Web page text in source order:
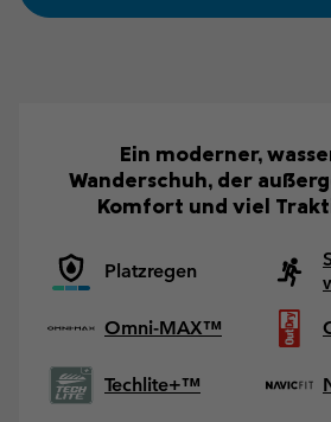
Ein moderner,
Wanderschuh, der
Komfort und viel
Platzregen
Omni-MAX™
Techlite+™